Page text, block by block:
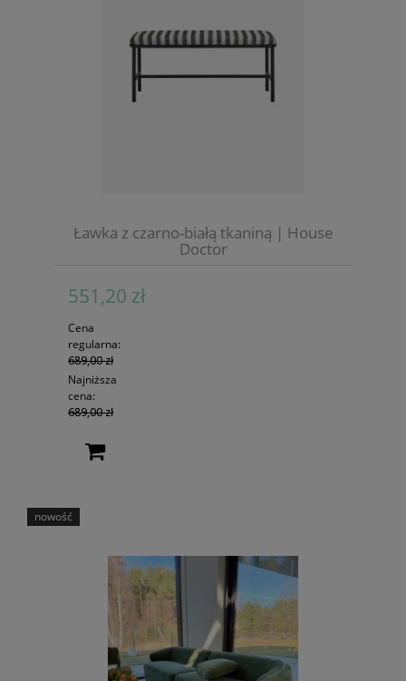
Ławka z czarno-białą tkaniną | House
Doctor
551,20 zł
Cena
regularna:
689,00 zł
Najniższa
cena:
689,00 zł
nowość